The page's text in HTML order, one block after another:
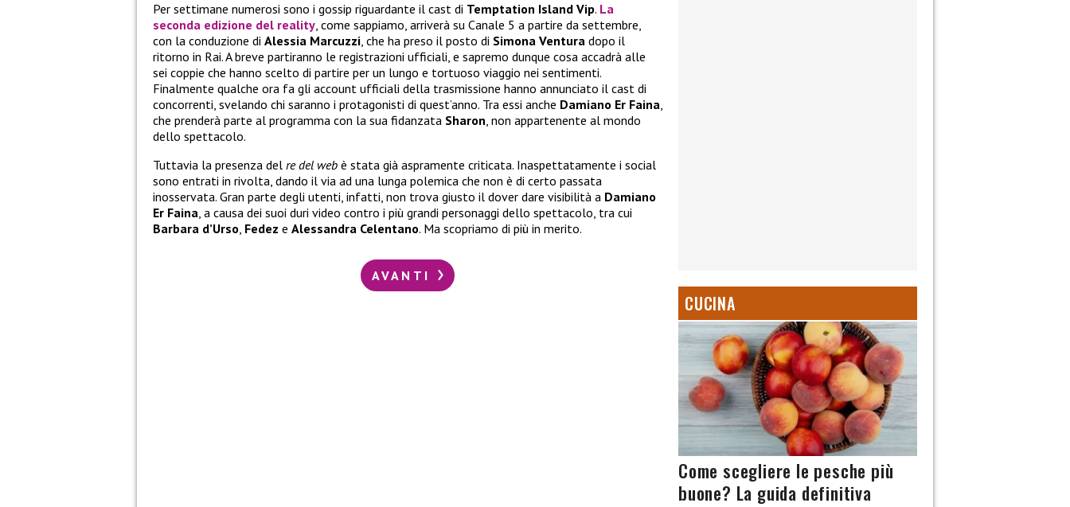
Per settimane numerosi sono i gossip riguardante il cast di Temptation Island Vip. La
seconda edizione del reality, come sappiamo, arriverà su Canale 5 a partire da settembre,
con la conduzione di Alessia Marcuzzi, che ha preso il posto di Simona Ventura dopo il
ritorno in Rai. A breve partiranno le registrazioni ufficiali, e sapremo dunque cosa accadrà alle
sei coppie che hanno scelto di partire per un lungo e tortuoso viaggio nei sentimenti.
Finalmente qualche ora fa gli account ufficiali della trasmissione hanno annunciato il cast di
concorrenti, svelando chi saranno i protagonisti di quest’anno. Tra essi anche Damiano Er Faina,
che prenderà parte al programma con la sua fidanzata Sharon, non appartenente al mondo
dello spettacolo.
Tuttavia la presenza del re del web è stata già aspramente criticata. Inaspettatamente i social
sono entrati in rivolta, dando il via ad una lunga polemica che non è di certo passata
inosservata. Gran parte degli utenti, infatti, non trova giusto il dover dare visibilità a Damiano
Er Faina, a causa dei suoi duri video contro i più grandi personaggi dello spettacolo, tra cui
Barbara d’Urso, Fedez e Alessandra Celentano. Ma scopriamo di più in merito.
AVANTI
CUCINA
Come scegliere le pesche più
buone? La guida definitiva